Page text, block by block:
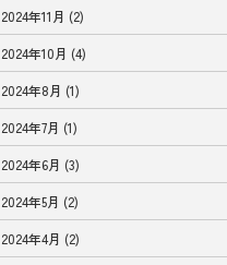
2024年11月 (2)
2024年10月 (4)
2024年8月 (1)
2024年7月 (1)
2024年6月 (3)
2024年5月 (2)
2024年4月 (2)